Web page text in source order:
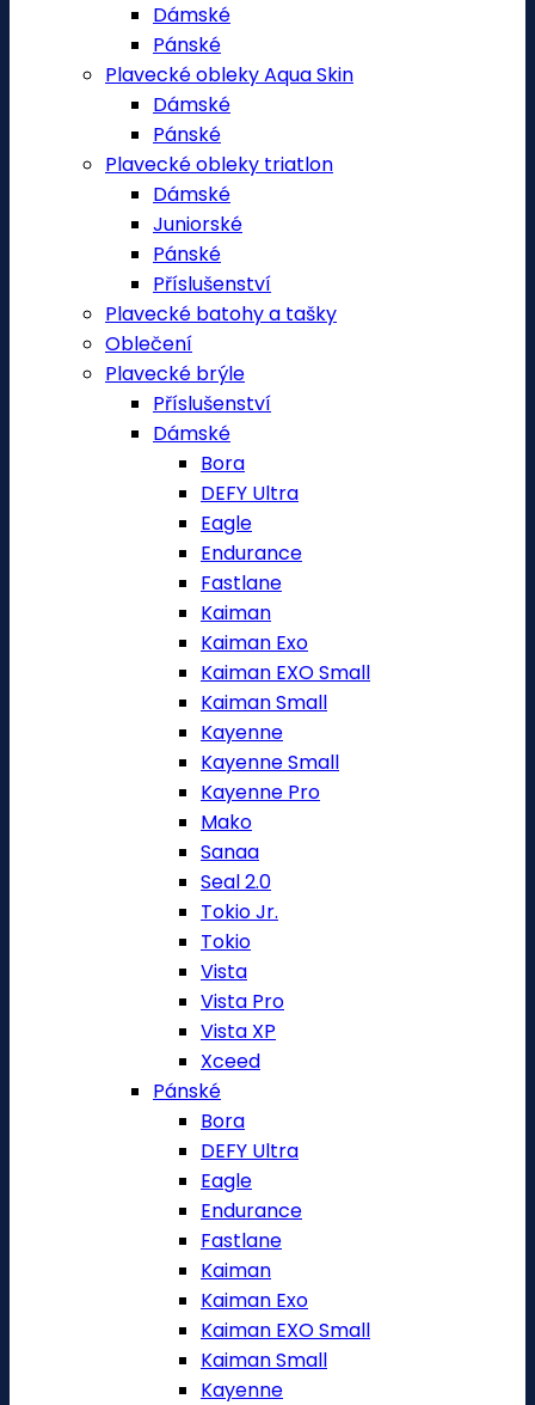
Dámské
Pánské
Plavecké obleky Aqua Skin
Dámské
Pánské
Plavecké obleky triatlon
Dámské
Juniorské
Pánské
Příslušenství
Plavecké batohy a tašky
Oblečení
Plavecké brýle
Příslušenství
Dámské
Bora
DEFY Ultra
Eagle
Endurance
Fastlane
Kaiman
Kaiman Exo
Kaiman EXO Small
Kaiman Small
Kayenne
Kayenne Small
Kayenne Pro
Mako
Sanaa
Seal 2.0
Tokio Jr.
Tokio
Vista
Vista Pro
Vista XP
Xceed
Pánské
Bora
DEFY Ultra
Eagle
Endurance
Fastlane
Kaiman
Kaiman Exo
Kaiman EXO Small
Kaiman Small
Kayenne